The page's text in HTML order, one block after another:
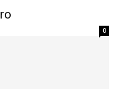
0